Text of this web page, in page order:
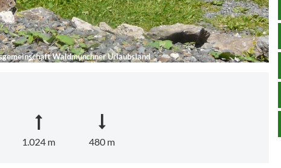
Waldmünchner Urlaubsland
1.024 m 480 m